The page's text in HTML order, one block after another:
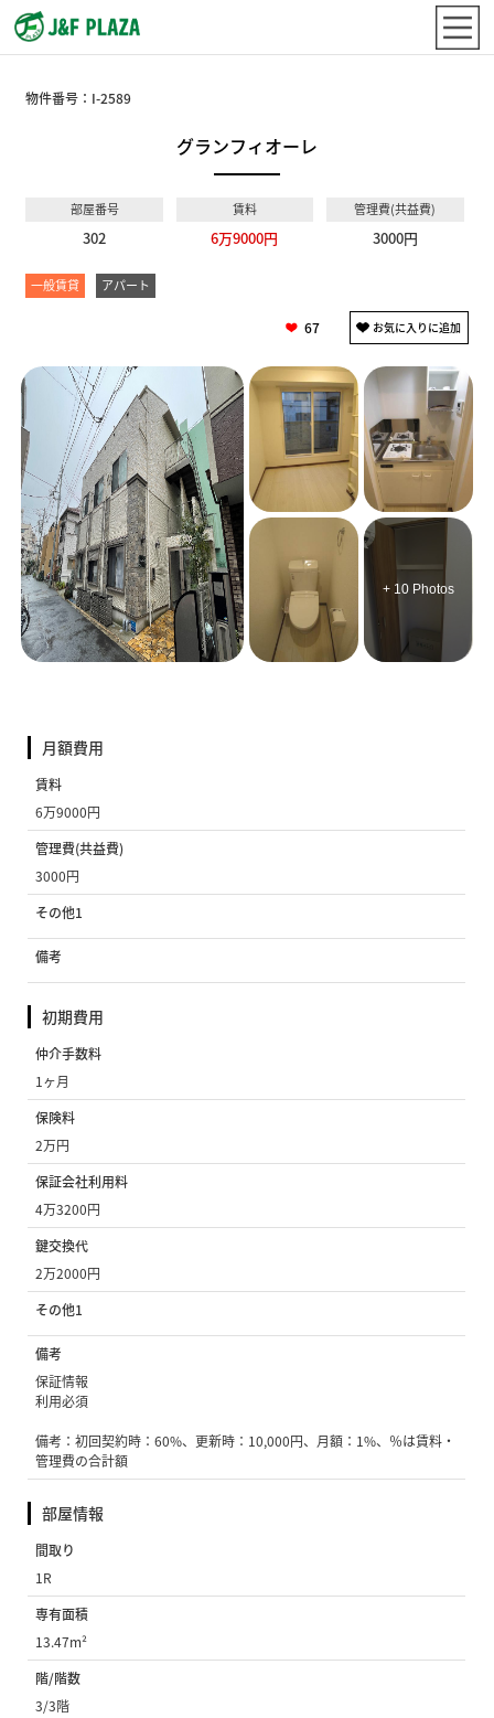
物件番号： I-2589
グランフィオーレ
部屋番号
302
賃料
6万9000円
管理費(共益費)
3000円
一般賃貸 アパート
67
+ 10 Photos
月額費用
賃料
6万9000円
管理費(共益費)
3000円
その他1
備考
初期費用
仲介手数料
1ヶ月
保険料
2万円
保証会社利用料
4万3200円
鍵交換代
2万2000円
その他1
備考
保証情報
利用必須
備考：初回契約時：60%、更新時：10,000円、月額：1%、％は賃料・
管理費の合計額
部屋情報
間取り
1R
専有面積
13.47m²
階/階数
3/3階